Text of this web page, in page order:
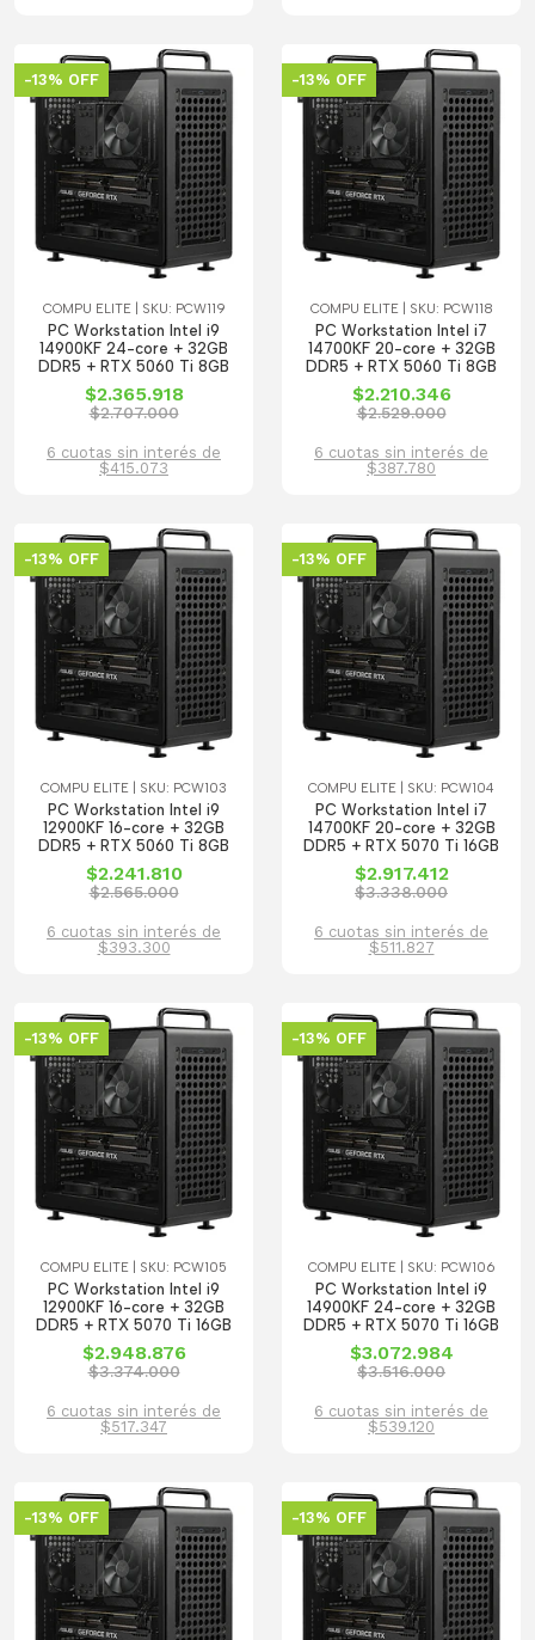
-13% OFF
COMPU ELITE | SKU: PCW119
PC Workstation Intel i9
14900KF 24-core + 32GB
DDR5 + RTX 5060 Ti 8GB
$2.365.918
$2.707.000
6 cuotas sin interés de
$415.073
-13% OFF
COMPU ELITE | SKU: PCW118
PC Workstation Intel i7
14700KF 20-core + 32GB
DDR5 + RTX 5060 Ti 8GB
$2.210.346
$2.529.000
6 cuotas sin interés de
$387.780
-13% OFF
COMPU ELITE | SKU: PCW103
PC Workstation Intel i9
12900KF 16-core + 32GB
DDR5 + RTX 5060 Ti 8GB
$2.241.810
$2.565.000
6 cuotas sin interés de
$393.300
-13% OFF
COMPU ELITE | SKU: PCW104
PC Workstation Intel i7
14700KF 20-core + 32GB
DDR5 + RTX 5070 Ti 16GB
$2.917.412
$3.338.000
6 cuotas sin interés de
$511.827
-13% OFF
COMPU ELITE | SKU: PCW105
PC Workstation Intel i9
12900KF 16-core + 32GB
DDR5 + RTX 5070 Ti 16GB
$2.948.876
$3.374.000
6 cuotas sin interés de
$517.347
-13% OFF
COMPU ELITE | SKU: PCW106
PC Workstation Intel i9
14900KF 24-core + 32GB
DDR5 + RTX 5070 Ti 16GB
$3.072.984
$3.516.000
6 cuotas sin interés de
$539.120
-13% OFF -13% OFF